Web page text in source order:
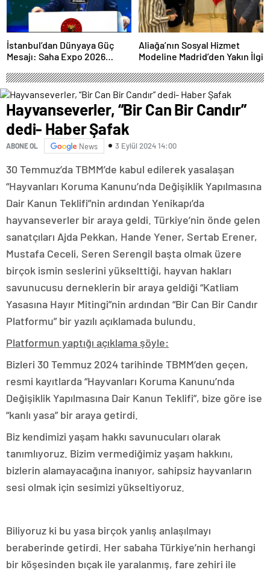
İstanbul’dan Dünyaya Güç
Mesajı: Saha Expo 2026
Aliağa’nın Sosyal Hizmet
Modeline Madrid’den Yakın İlgi
Hayvanseverler, “Bir Can Bir Candır”
dedi- Haber Şafak
ABONE OL News 3 Eylül 2024 14:00
30 Temmuz’da TBMM’de kabul edilerek yasalaşan
“Hayvanları Koruma Kanunu’nda Değişiklik Yapılmasına
Dair Kanun Teklifi”nin ardından Yenikapı’da
hayvanseverler bir araya geldi. Türkiye’nin önde gelen
sanatçıları Ajda Pekkan, Hande Yener, Sertab Erener,
Mustafa Ceceli, Seren Serengil başta olmak üzere
birçok ismin seslerini yükselttiği, hayvan hakları
savunucusu derneklerin bir araya geldiği “Katliam
Yasasına Hayır Mitingi”nin ardından “Bir Can Bir Candır
Platformu” bir yazılı açıklamada bulundu.
Platformun yaptığı açıklama şöyle:
Bizleri 30 Temmuz 2024 tarihinde TBMM’den geçen,
resmi kayıtlarda “Hayvanları Koruma Kanunu’nda
Değişiklik Yapılmasına Dair Kanun Teklifi”, bize göre ise
“kanlı yasa” bir araya getirdi.
Biz kendimizi yaşam hakkı savunucuları olarak
tanımlıyoruz. Bizim vermediğimiz yaşam hakkını,
bizlerin alamayacağına inanıyor, sahipsiz hayvanların
sesi olmak için sesimizi yükseltiyoruz.
Biliyoruz ki bu yasa birçok yanlış anlaşılmayı
beraberinde getirdi. Her sabaha Türkiye’nin herhangi
bir köşesinden bıçak ile yaralanmış, fare zehiri ile